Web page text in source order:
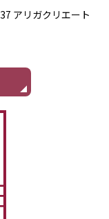
アリガクリエート